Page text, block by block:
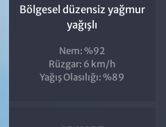
Bölgesel düzensiz yağmur
yağışlı
Nem: %92
Rüzgar: 6 km/h
Yağış Olasılığı: %89